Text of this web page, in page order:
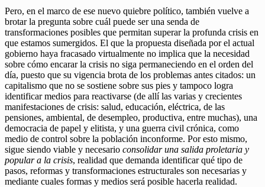
Pero, en el marco de ese nuevo quiebre político, también vuelve a
brotar la pregunta sobre cuál puede ser una senda de
transformaciones posibles que permitan superar la profunda crisis en
que estamos sumergidos. El que la propuesta diseñada por el actual
gobierno haya fracasado virtualmente no implica que la necesidad
sobre cómo encarar la crisis no siga permaneciendo en el orden del
día, puesto que su vigencia brota de los problemas antes citados: un
capitalismo que no se sostiene sobre sus pies y tampoco logra
identificar medios para reactivarse (de allí las varias y crecientes
manifestaciones de crisis: salud, educación, eléctrica, de las
pensiones, ambiental, de desempleo, productiva, entre muchas), una
democracia de papel y elitista, y una guerra civil crónica, como
medio de control sobre la población inconforme. Por esto mismo,
sigue siendo viable y necesario consolidar una salida proletaria y
popular a la crisis, realidad que demanda identificar qué tipo de
pasos, reformas y transformaciones estructurales son necesarias y
mediante cuales formas y medios será posible hacerla realidad.